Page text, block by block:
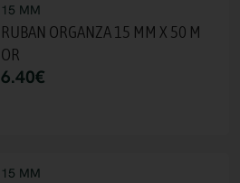
15 MM
RUBAN ORGANZA 15 MM X 50 M
OR
6.40€
15 MM